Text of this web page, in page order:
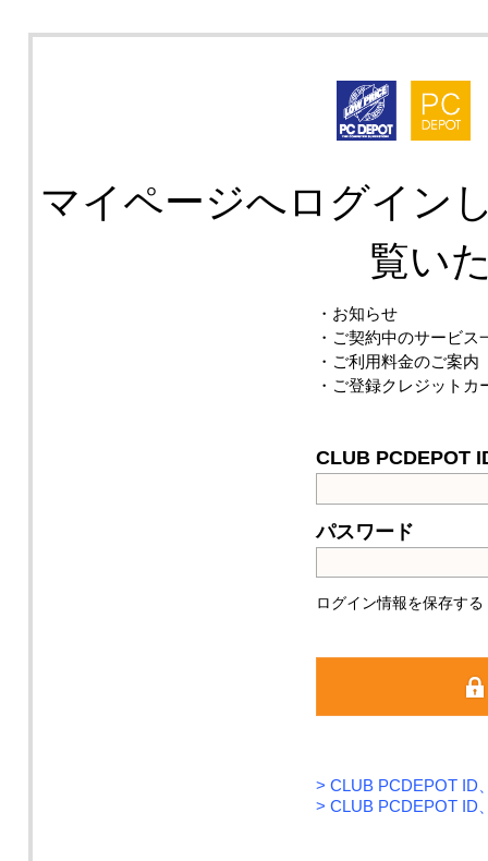
マイページへログイン
覧い
・お知らせ
・ご契約中のサービス
・ご利用料金のご案
・ご登録クレジット
CLUB PCDEPOT
パスワード
ログイン情報を保存する
> CLUB PCDEPOT ID
> CLUB PCDEPOT ID